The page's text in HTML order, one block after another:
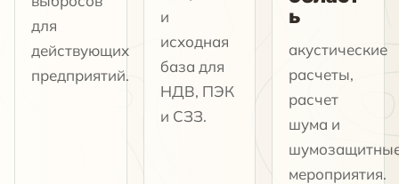
для
действующих
предприятий.
и
исходная
база для
НДВ, ПЭК
и СЗЗ.
ь
акустические
расчеты,
расчет
шума и
мероприятия.